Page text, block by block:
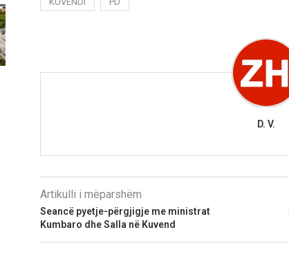
D. V.
Artikulli i mëparshëm
Seancë pyetje-përgjigje me ministrat
Kumbaro dhe Salla në Kuvend